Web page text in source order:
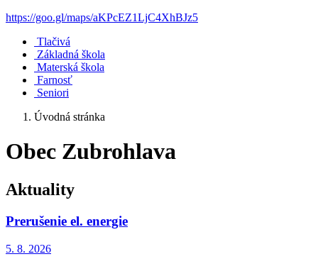
https://goo.gl/maps/aKPcEZ1LjC4XhBJz5
Tlačivá
Základná škola
Materská škola
Farnosť
Seniori
Úvodná stránka
Obec Zubrohlava
Aktuality
Prerušenie el. energie
5. 8. 2026